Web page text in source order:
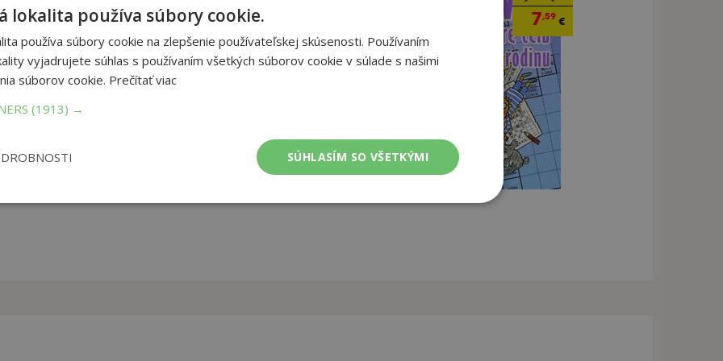
krížovky? Potom je táto kniha určená práve vám. Pri
záhradkári si tu nájdu mnoho užitočných rád, ako sa
spríjemniť. Na svoje si prídu aj rybári a jedna časť je určená
Krížovky sú prehľadné a s veľkými písmenami, takže ani
strán: 256
519 g
7,59€
lokalita používa súbory cookie.
používa súbory cookie na zlepšenie používateľskej skúsenosti. Používaním
vyjadrujete súhlas s používaním všetkých súborov cookie v súlade s našimi
súborov cookie. Prečítať viac
(1913) →
SÚHLASÍM SO VŠETKÝMI